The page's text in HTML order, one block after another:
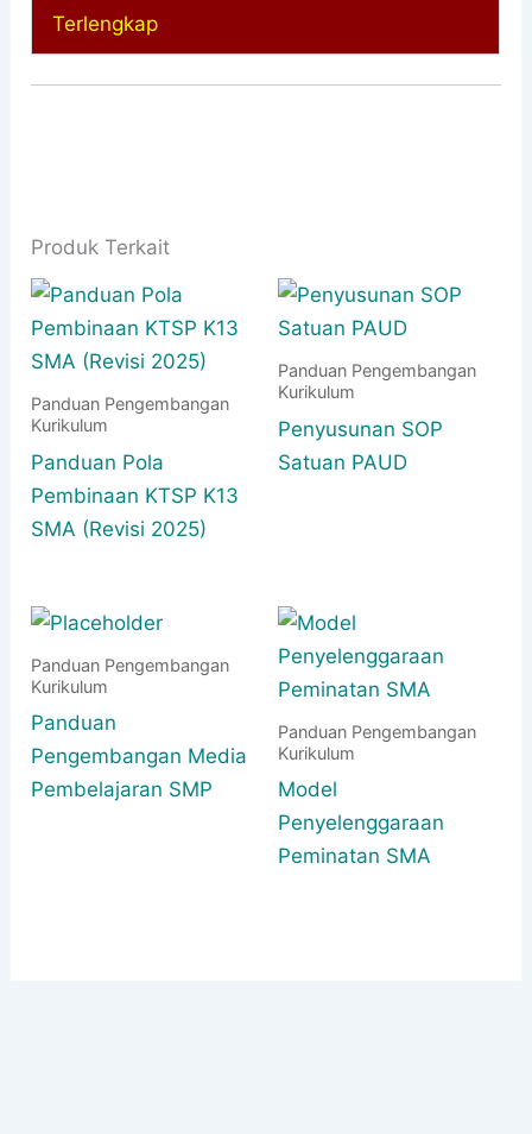
Terlengkap
Produk Terkait
Panduan Pengembangan
Kurikulum
Panduan Pola
Pembinaan KTSP K13
SMA (Revisi 2025)
Panduan Pengembangan
Kurikulum
Penyusunan SOP
Satuan PAUD
Panduan Pengembangan
Kurikulum
Panduan
Pengembangan Media
Pembelajaran SMP
Panduan Pengembangan
Kurikulum
Model
Penyelenggaraan
Peminatan SMA